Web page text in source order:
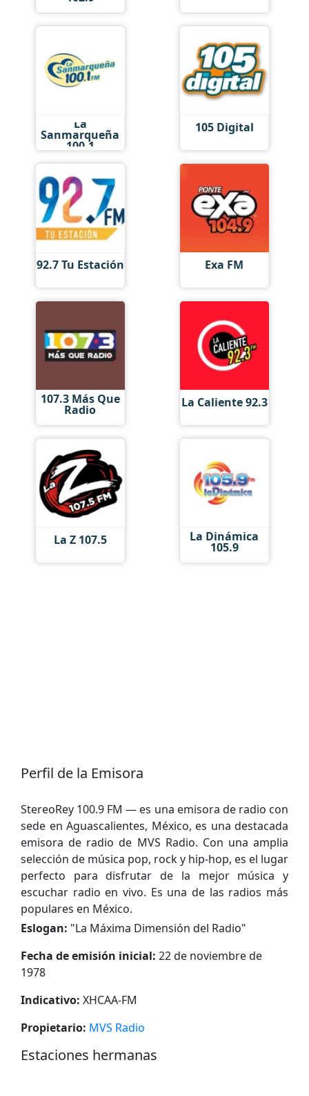
La
Sanmarqueña
100.1
105 Digital
92.7 Tu Estación Exa FM
107.3 Más Que
Radio La Caliente 92.3
La Z 107.5 La Dinámica
105.9
Perfil de la Emisora
StereoRey 100.9 FM — es una emisora de radio con
sede en Aguascalientes, México, es una destacada
emisora de radio de MVS Radio. Con una amplia
selección de música pop, rock y hip-hop, es el lugar
perfecto para disfrutar de la mejor música y
escuchar radio en vivo. Es una de las radios más
populares en México.
Eslogan: "La Máxima Dimensión del Radio"
Fecha de emisión inicial: 22 de noviembre de
1978
Indicativo: XHCAA-FM
Propietario: MVS Radio
Estaciones hermanas